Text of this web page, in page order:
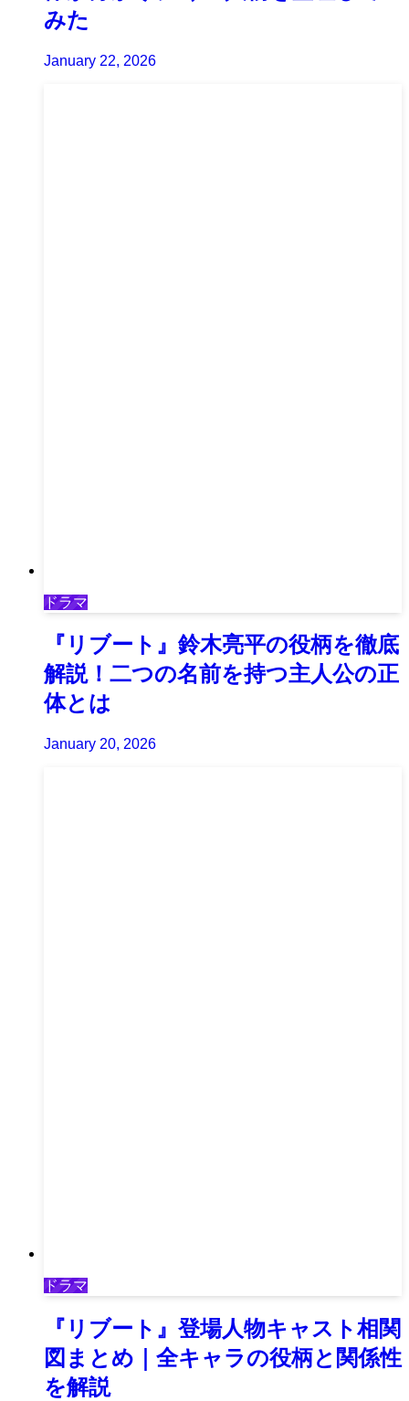
みた
January 22, 2026
ドラマ
『リブート』鈴木亮平の役柄を徹底
解説！二つの名前を持つ主人公の正
体とは
January 20, 2026
ドラマ
『リブート』登場人物キャスト相関
図まとめ｜全キャラの役柄と関係性
を解説